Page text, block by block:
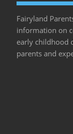
Fairyland
information on
early childhood
parents and